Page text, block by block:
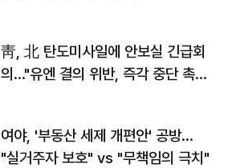
靑, 北 탄도미사일에 안보실 긴급회
의…"유엔 결의 위반, 즉각 중단 촉
여야, '부동산 세제 개편안' 공방…
"실거주자 보호" vs "무책임의 극치"